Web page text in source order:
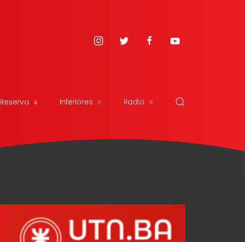
Reserva Inferiores Radio